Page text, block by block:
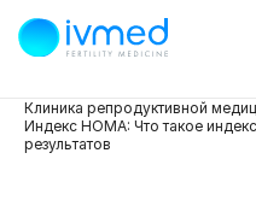
Клиника репродуктивной
Индекс HOMA: Что такое
результатов